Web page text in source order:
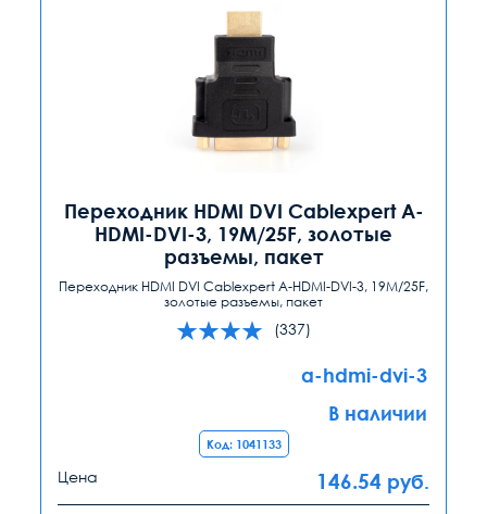
Переходник HDMI DVI Cablexpert A-
HDMI-DVI-3, 19M/25F, золотые
разъемы, пакет
Переходник HDMI DVI Cablexpert A-HDMI-DVI-3, 19M/25F,
золотые разъемы, пакет
(337)
a-hdmi-dvi-3
В наличии
Код: 1041133
Цена 146.54 руб.